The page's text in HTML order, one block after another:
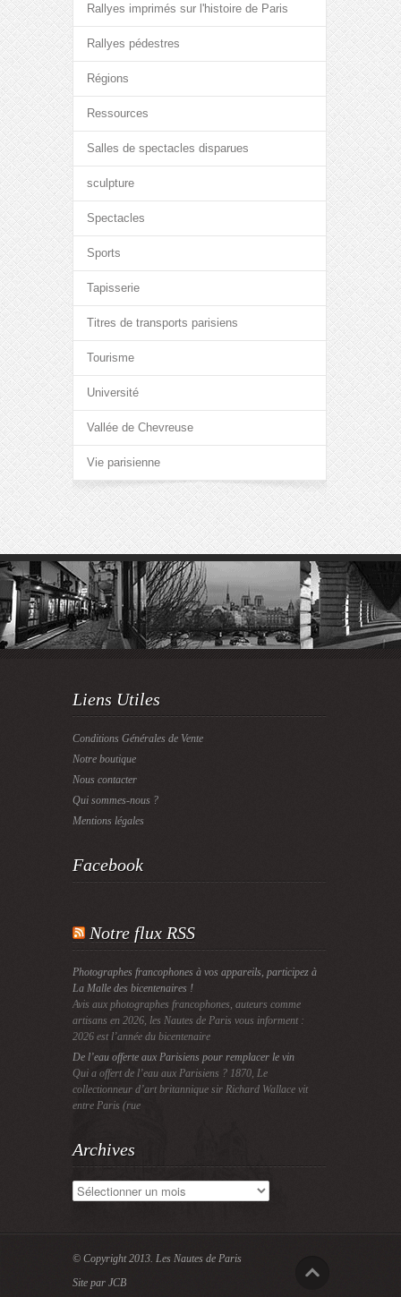
Rallyes imprimés sur l'histoire de Paris
Rallyes pédestres
Régions
Ressources
Salles de spectacles disparues
sculpture
Spectacles
Sports
Tapisserie
Titres de transports parisiens
Tourisme
Université
Vallée de Chevreuse
Vie parisienne
Liens Utiles
Conditions Générales de Vente
Notre boutique
Nous contacter
Qui sommes-nous ?
Mentions légales
Facebook
Notre flux RSS
Photographes francophones à vos appareils, participez à
La Malle des bicentenaires !
Avis aux photographes francophones, auteurs comme
artisans en 2026, les Nautes de Paris vous informent :
2026 est l’année du bicentenaire
De l’eau offerte aux Parisiens pour remplacer le vin
Qui a offert de l’eau aux Parisiens ? 1870, Le
collectionneur d’art britannique sir Richard Wallace vit
entre Paris (rue
Archives
Archives
© Copyright 2013. Les Nautes de Paris
Site par JCB